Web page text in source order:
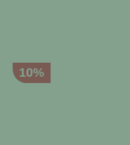
10%